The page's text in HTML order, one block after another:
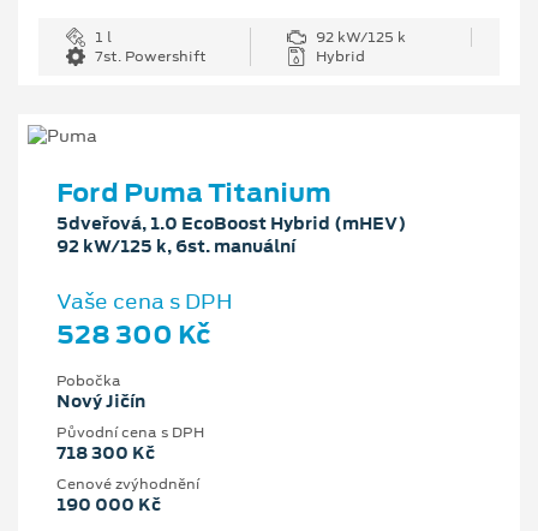
1 l
92 kW/125 k
7st. Powershift
Hybrid
Ford Puma Titanium
5dveřová, 1.0 EcoBoost Hybrid (mHEV)
92 kW/125 k, 6st. manuální
Vaše cena s DPH
528 300 Kč
Pobočka
Nový Jičín
Původní cena s DPH
718 300 Kč
Cenové zvýhodnění
190 000 Kč